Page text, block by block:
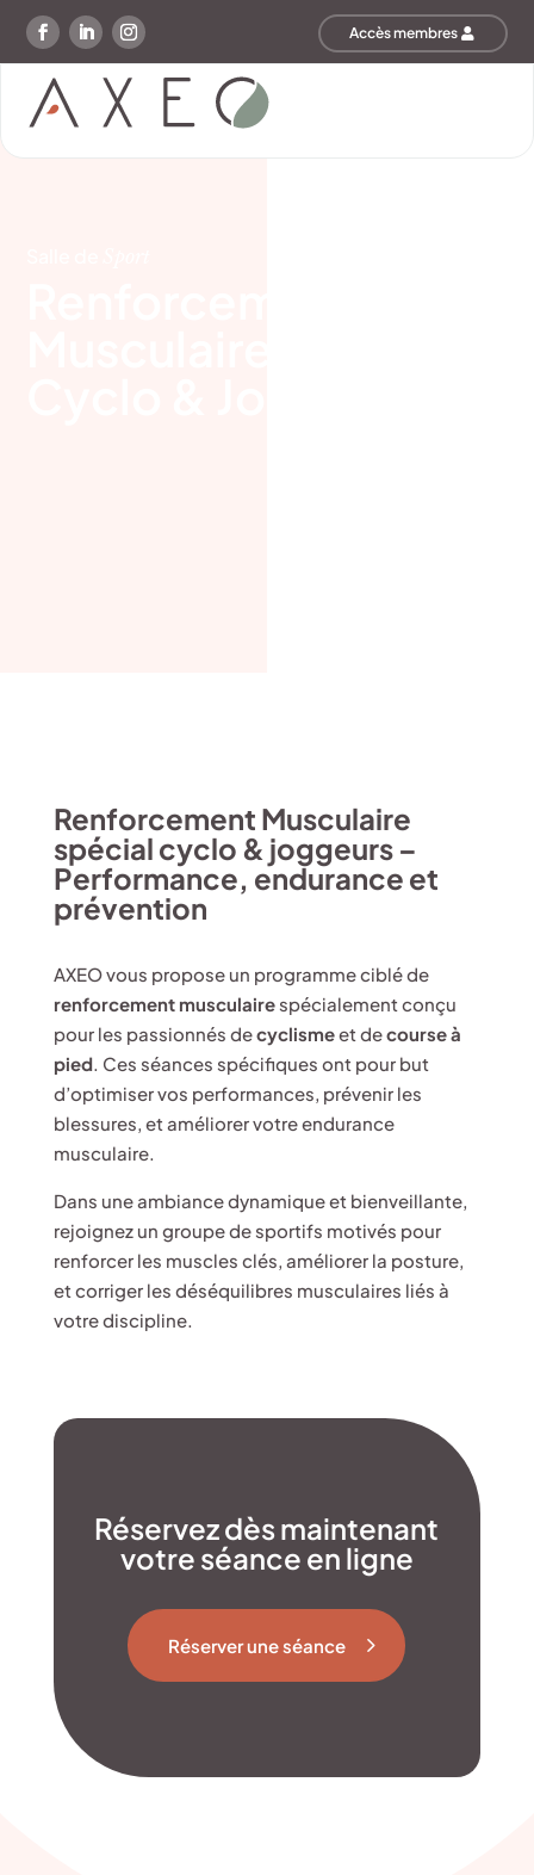
Accès membres
Renforcement Musculaire
spécial cyclo & joggeurs –
Performance, endurance et
prévention
AXEO vous propose un programme ciblé de
renforcement musculairespécialement conçu
pour les passionnés decyclismeet decourse à
pied. Ces séances spécifiques ont pour but
d’optimiser vos performances, prévenir les
blessures, et améliorer votre endurance
musculaire.
Dans une ambiance dynamique et bienveillante,
rejoignez un groupe de sportifs motivés pour
renforcer les muscles clés, améliorer la posture,
et corriger les déséquilibres musculaires liés à
votre discipline.
Réservez dès maintenant
votre séance en ligne
Réserver une séance